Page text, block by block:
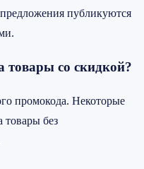
публикуются
со скидкой?
промокода. Некоторые
товары без